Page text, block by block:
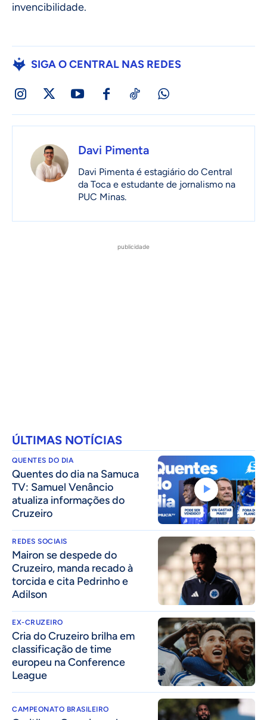
invencibilidade.
SIGA O CENTRAL NAS REDES
Davi Pimenta
Davi Pimenta é estagiário do Central
da Toca e estudante de jornalismo na
PUC Minas.
publicidade
ÚLTIMAS NOTÍCIAS
QUENTES DO DIA
Quentes do dia na Samuca
TV: Samuel Venâncio
atualiza informações do
Cruzeiro
REDES SOCIAIS
Mairon se despede do
Cruzeiro, manda recado à
torcida e cita Pedrinho e
Adilson
EX-CRUZEIRO
Cria do Cruzeiro brilha em
classificação de time
europeu na Conference
League
CAMPEONATO BRASILEIRO